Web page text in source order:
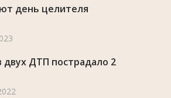
день целителя
ДТП пострадало 2